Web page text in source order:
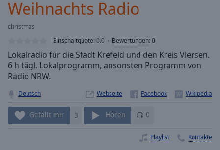
0.00%
Stream
live,
currently
behind
liveLIVE
Time-
1x
Weihnachts Radio
christmas
Einschaltquote:0.0 Bewertungen:0
Lokalradio für die Stadt Krefeld und den Kreis Viersen.
6 h tägl. Lokalprogramm, ansonsten Programm von
Radio NRW.
Deutsch Webseite
Gefällt mir 3 Hören 0
Playlist Kontakte